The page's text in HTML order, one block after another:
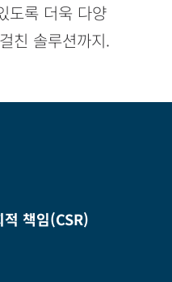
도록 더욱 다양
친 솔루션까지.
책임(CSR)